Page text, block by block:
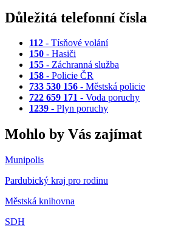
Důležitá telefonní čísla
112 - Tísňové volání
150 - Hasiči
155 - Záchranná služba
158 - Policie ČR
733 530 156 - Městská policie
722 659 171 - Voda poruchy
1239 - Plyn poruchy
Mohlo by Vás zajímat
Munipolis
Pardubický kraj pro rodinu
Městská knihovna
SDH